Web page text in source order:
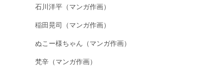
石川洋平（マンガ作画）
稲田晃司（マンガ作画）
ぬこー様ちゃん（マンガ作画）
梵辛（マンガ作画）